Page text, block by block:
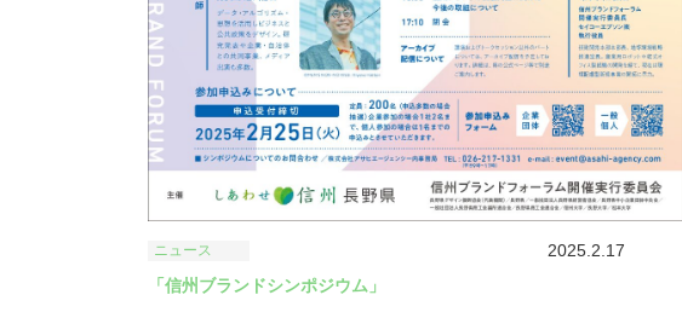
ニュース
2025.2.17
「信州ブランドシンポジウム」